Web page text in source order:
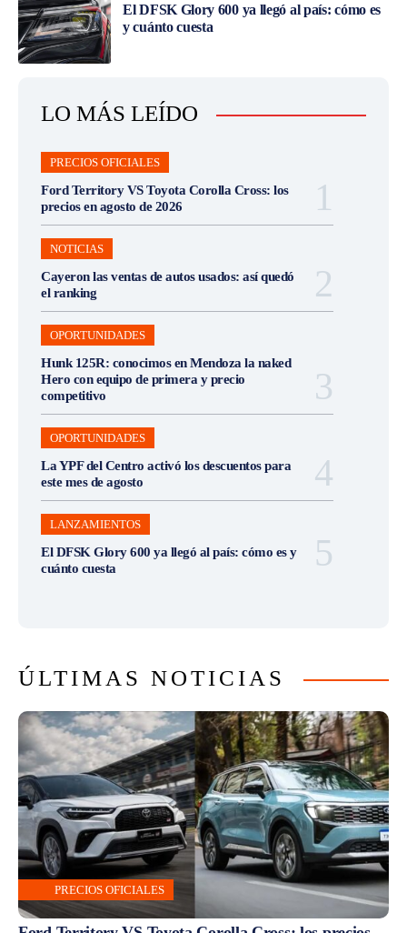
El DFSK Glory 600 ya llegó al país: cómo es
y cuánto cuesta
LO MÁS LEÍDO
PRECIOS OFICIALES
Ford Territory VS Toyota Corolla Cross: los
precios en agosto de 2026
NOTICIAS
Cayeron las ventas de autos usados: así quedó
el ranking
OPORTUNIDADES
Hunk 125R: conocimos en Mendoza la naked
Hero con equipo de primera y precio
competitivo
OPORTUNIDADES
La YPF del Centro activó los descuentos para
este mes de agosto
LANZAMIENTOS
El DFSK Glory 600 ya llegó al país: cómo es y
cuánto cuesta
ÚLTIMAS NOTICIAS
PRECIOS OFICIALES